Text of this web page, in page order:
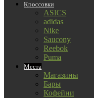
Кроссовки
ASICS
adidas
Nike
Saucony
Reebok
Puma
Места
Магазины
Бары
Кофейни